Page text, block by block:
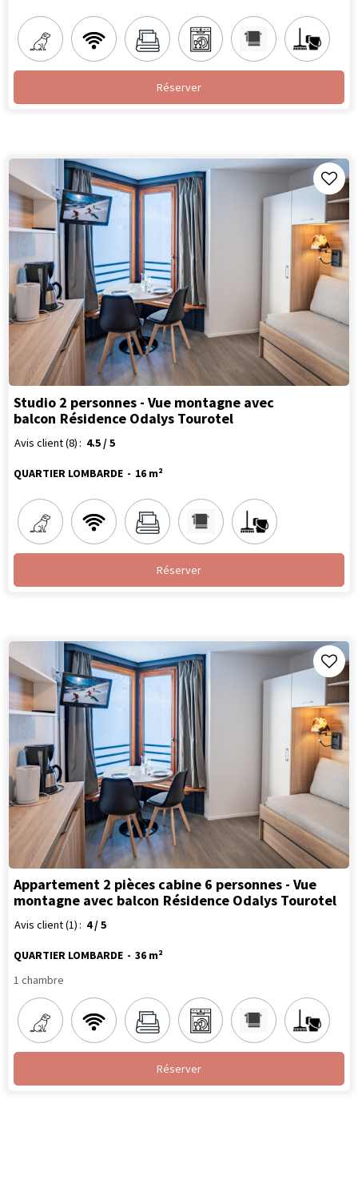
Réserver
Studio 2 personnes - Vue montagne avec
balcon Résidence Odalys Tourotel
Avis client(8) 4.5 / 5
QUARTIER LOMBARDE 16 m²
Réserver
Appartement 2 pièces cabine 6 personnes - Vue
montagne avec balcon Résidence Odalys Tourotel
Avis client(1) 4 / 5
1 chambre
QUARTIER LOMBARDE 36 m²
Réserver